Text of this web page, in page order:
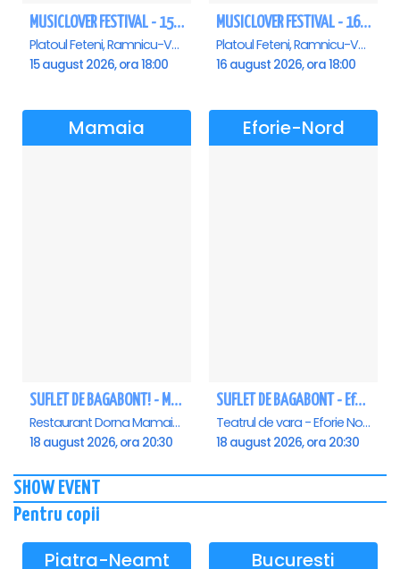
MUSICLOVER FESTIVAL - 15 AUGUST - CONNECT-R, DELIA, RON HEWITT, NICKI M, AURIKA
Platoul Feteni, Ramnicu-Valcea
15 august 2026, ora 18:00
MUSICLOVER FESTIVAL - 16 AUGUST - LEO DE LA ROSIORI SI MARCEL STEFANET & ETHNO REPUBLIC, TUDOR DEEJAY, VARER
Platoul Feteni, Ramnicu-Valcea
16 august 2026, ora 18:00
Mamaia
SUFLET DE BAGABONT! - Mamaia
Restaurant Dorna Mamaia, Mamaia
18 august 2026, ora 20:30
Eforie-Nord
SUFLET DE BAGABONT - Eforie Nord
Teatrul de vara - Eforie Nord, Eforie-Nord
18 august 2026, ora 20:30
SHOW EVENT
Pentru copii
Piatra-Neamt Bucuresti